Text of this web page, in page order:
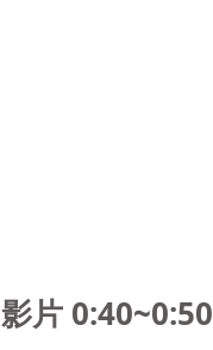
影片 0:40~0:50